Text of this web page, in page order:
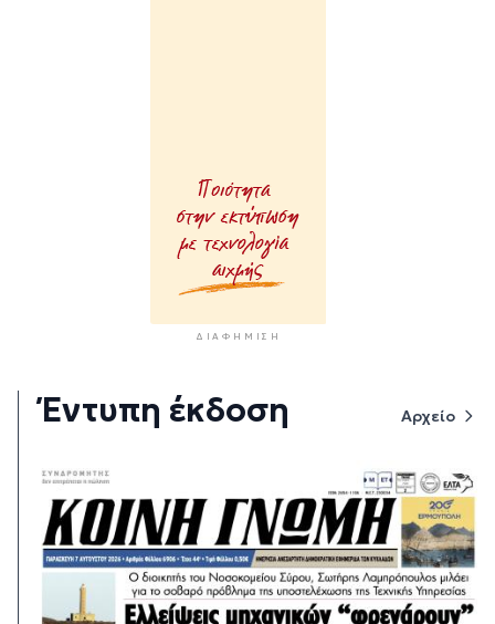
ΔΙΑΦΉΜΙΣΗ
Έντυπη έκδοση Αρχείο